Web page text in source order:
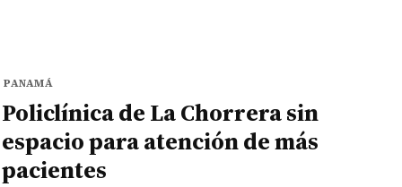
PANAMÁ
Policlínica de La Chorrera sin
espacio para atención de más
pacientes